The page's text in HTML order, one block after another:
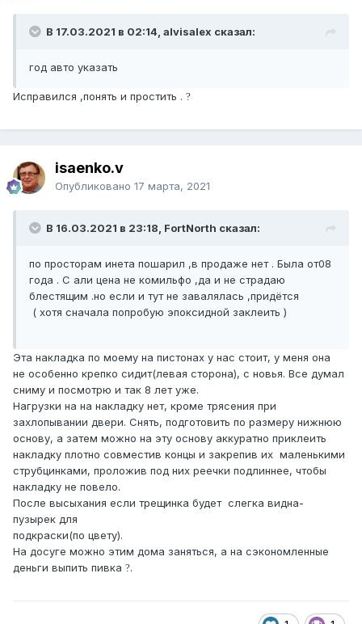
В 17.03.2021 в 02:14, alvisalex сказал:
год авто указать
Исправился ,понять и простить . ?
isaenko.v
Опубликовано 17 марта, 2021
В 16.03.2021 в 23:18, FоrtNorth сказал:
по просторам инета пошарил ,в продаже нет . Была от08
года . С али цена не комильфо ,да и не страдаю
блестящим .но если и тут не завалялась ,придётся
( хотя сначала попробую эпоксидной заклеить )
Эта накладка по моему на пистонах у нас стоит, у меня она
не особенно крепко сидит(левая сторона), с новья. Все думал
сниму и посмотрю и так 8 лет уже.
Нагрузки на на накладку нет, кроме трясения при
захлопывании двери. Снять, подготовить по размеру нижнюю
основу, а затем можно на эту основу аккуратно приклеить
накладку плотно совместив концы и закрепив их маленькими
струбцинками, проложив под них реечки подлиннее, чтобы
накладку не повело.
После высыхания если трещинка будет слегка видна-
пузырек для
подкраски(по цвету).
На досуге можно этим дома заняться, а на сэкономленные
деньги выпить пивка ?.